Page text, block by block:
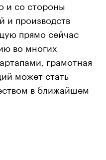
и со стороны
производств
прямо сейчас
во многих
грамотная
может стать
в ближайшем